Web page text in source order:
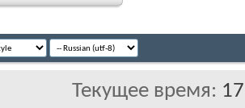
Текущее время: